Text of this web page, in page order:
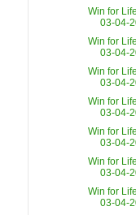
Win for
03-04-
Win for
03-04-
Win for
03-04-
Win for
03-04-
Win for
03-04-
Win for
03-04-
Win for
03-04-